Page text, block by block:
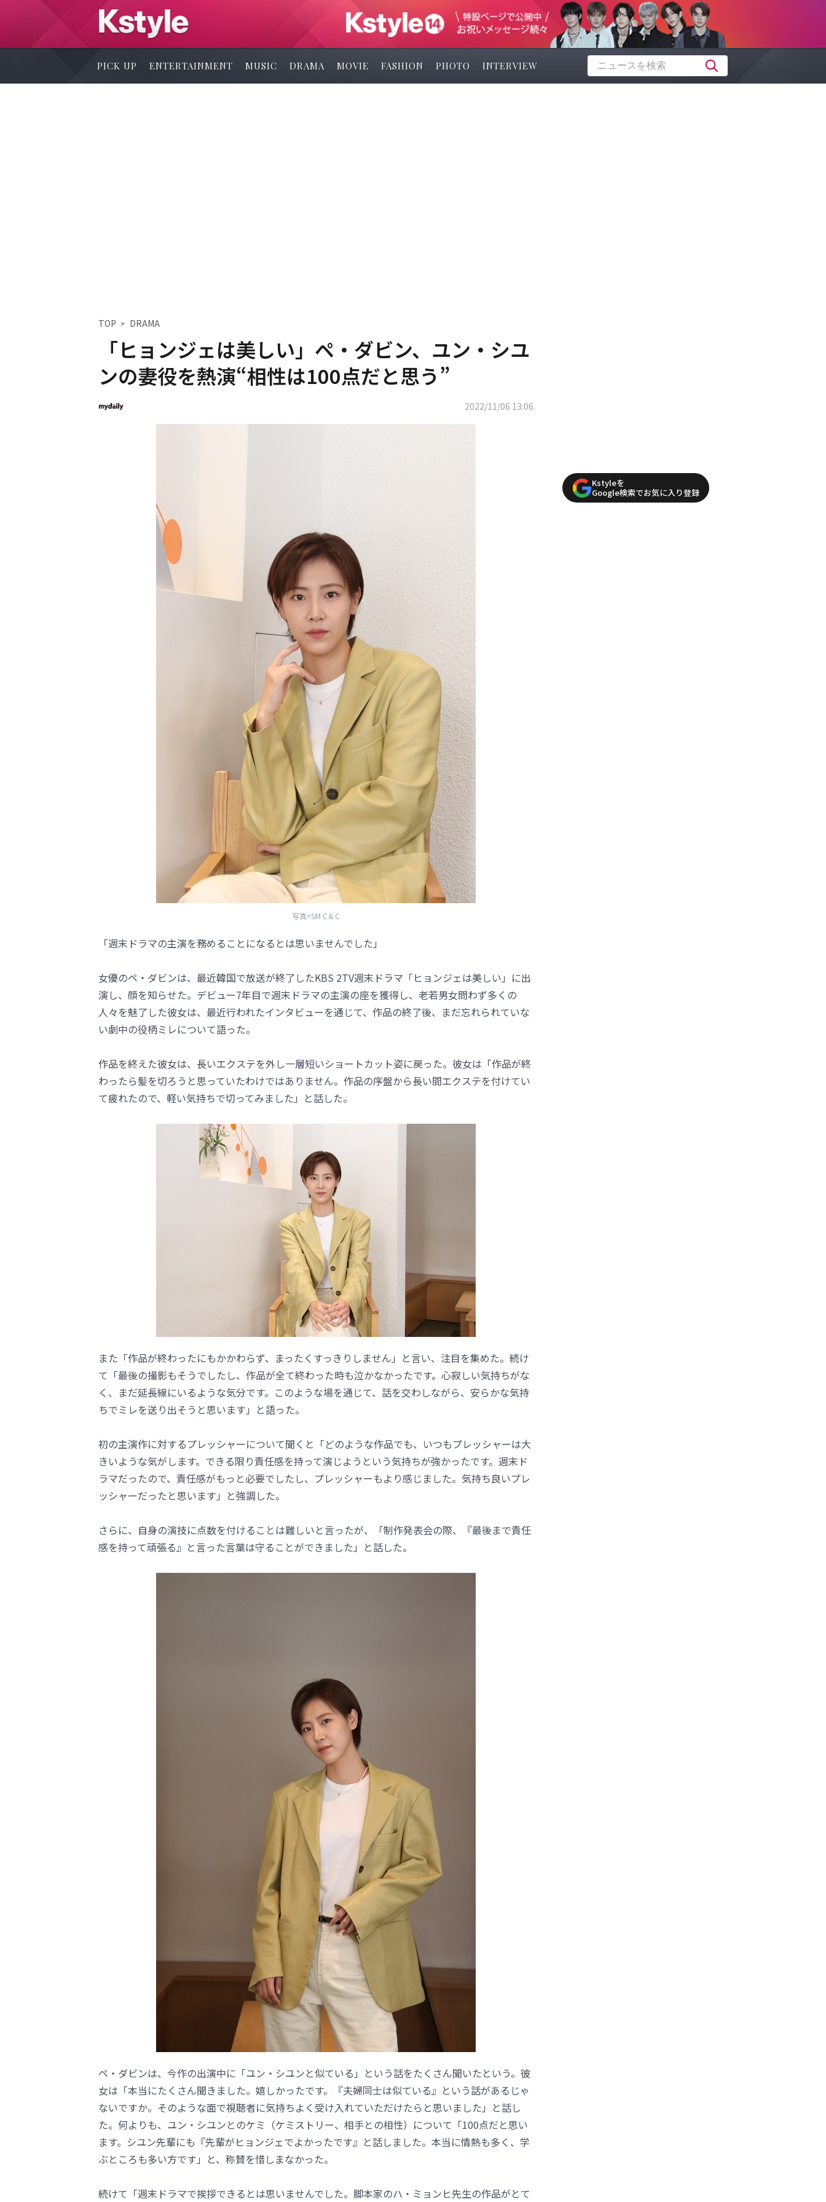
PICK UP ENTERTAINMENT MUSIC DRAMA MOVIE FASHION PHOTO INTERVIEW
TOP DRAMA
「ヒョンジェは美しい」ペ・ダビン、ユン・シユ
ンの妻役を熱演“相性は100点だと思う”
2022/11/06 13:06
写真=SM C＆C
「週末ドラマの主演を務めることになるとは思いませんでした」
女優のペ・ダビンは、最近韓国で放送が終了したKBS 2TV週末ドラマ「ヒョンジェは美しい」に出
演し、顔を知らせた。デビュー7年目で週末ドラマの主演の座を獲得し、老若男女問わず多くの
人々を魅了した彼女は、最近行われたインタビューを通じて、作品の終了後、まだ忘れられていな
い劇中の役柄ミレについて語った。
作品を終えた彼女は、長いエクステを外し一層短いショートカット姿に戻った。彼女は「作品が終
わったら髪を切ろうと思っていたわけではありません。作品の序盤から長い間エクステを付けてい
て疲れたので、軽い気持ちで切ってみました」と話した。
また「作品が終わったにもかかわらず、まったくすっきりしません」と言い、注目を集めた。続け
て「最後の撮影もそうでしたし、作品が全て終わった時も泣かなかったです。心寂しい気持ちがな
く、まだ延長線にいるような気分です。このような場を通じて、話を交わしながら、安らかな気持
ちでミレを送り出そうと思います」と語った。
初の主演作に対するプレッシャーについて聞くと「どのような作品でも、いつもプレッシャーは大
きいような気がします。できる限り責任感を持って演じようという気持ちが強かったです。週末ド
ラマだったので、責任感がもっと必要でしたし、プレッシャーもより感じました。気持ち良いプレ
ッシャーだったと思います」と強調した。
さらに、自身の演技に点数を付けることは難しいと言ったが、「制作発表会の際、『最後まで責任
感を持って頑張る』と言った言葉は守ることができました」と話した。
ペ・ダビンは、今作の出演中に「ユン・シユンと似ている」という話をたくさん聞いたという。彼
女は「本当にたくさん聞きました。嬉しかったです。『夫婦同士は似ている』という話があるじゃ
ないですか。そのような面で視聴者に気持ちよく受け入れていただけたらと思いました」と話し
た。何よりも、ユン・シユンとのケミ（ケミストリー、相手との相性）について「100点だと思い
ます。シユン先輩にも『先輩がヒョンジェでよかったです』と話しました。本当に情熱も多く、学
ぶところも多い方です」と、称賛を惜しまなかった。
続けて「週末ドラマで挨拶できるとは思いませんでした。脚本家のハ・ミョンヒ先生の作品がとて
Kstyleを
Google検索でお気に入り登録